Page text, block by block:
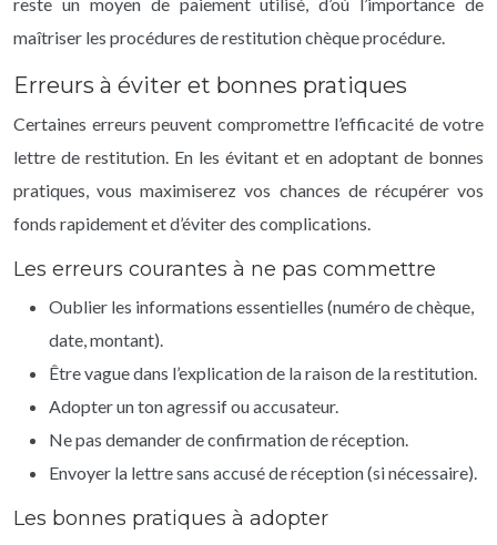
maîtriser les procédures de restitution chèque procédure.
Erreurs à éviter et bonnes pratiques
Certaines erreurs peuvent compromettre l’efficacité de votre
lettre de restitution. En les évitant et en adoptant de bonnes
pratiques, vous maximiserez vos chances de récupérer vos
fonds rapidement et d’éviter des complications.
Les erreurs courantes à ne pas commettre
Oublier les informations essentielles (numéro de chèque,
date, montant).
Être vague dans l’explication de la raison de la restitution.
Adopter un ton agressif ou accusateur.
Ne pas demander de confirmation de réception.
Envoyer la lettre sans accusé de réception (si nécessaire).
Les bonnes pratiques à adopter